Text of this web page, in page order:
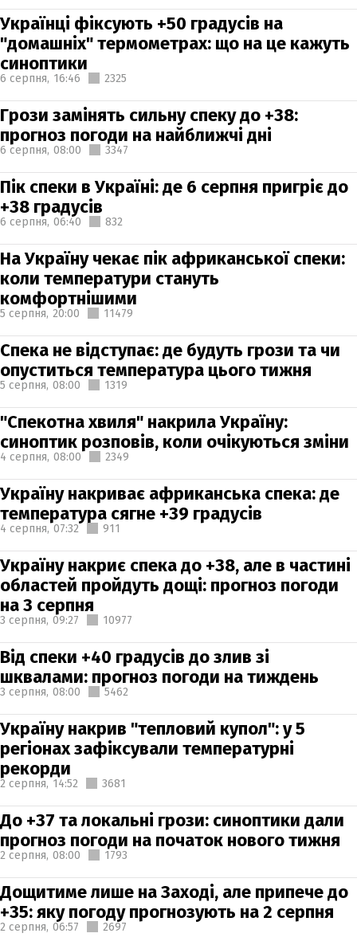
Українці фіксують +50 градусів на
"домашніх" термометрах: що на це кажуть
синоптики
6 серпня, 16:46 2325
Грози замінять сильну спеку до +38:
прогноз погоди на найближчі дні
6 серпня, 08:00 3347
Пік спеки в Україні: де 6 серпня пригріє до
+38 градусів
6 серпня, 06:40 832
На Україну чекає пік африканської спеки:
коли температури стануть
комфортнішими
5 серпня, 20:00 11479
Спека не відступає: де будуть грози та чи
опуститься температура цього тижня
5 серпня, 08:00 1319
"Спекотна хвиля" накрила Україну:
синоптик розповів, коли очікуються зміни
4 серпня, 08:00 2349
Україну накриває африканська спека: де
температура сягне +39 градусів
4 серпня, 07:32 911
Україну накриє спека до +38, але в частині
областей пройдуть дощі: прогноз погоди
на 3 серпня
3 серпня, 09:27 10977
Від спеки +40 градусів до злив зі
шквалами: прогноз погоди на тиждень
3 серпня, 08:00 5462
Україну накрив "тепловий купол": у 5
регіонах зафіксували температурні
рекорди
2 серпня, 14:52 3681
До +37 та локальні грози: синоптики дали
прогноз погоди на початок нового тижня
2 серпня, 08:00 1793
Дощитиме лише на Заході, але припече до
+35: яку погоду прогнозують на 2 серпня
2 серпня, 06:57 2697